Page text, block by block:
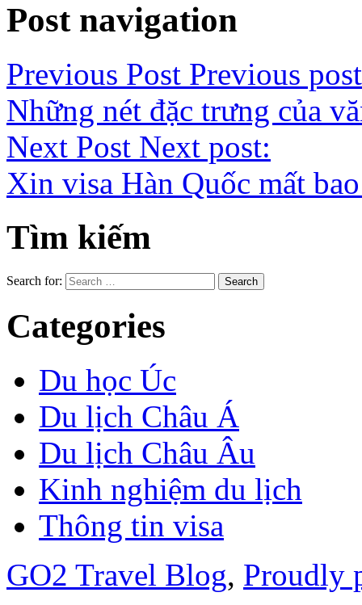
Post navigation
Previous Post Previous
Những nét đặc trưng của
Next Post Next post:
Xin visa Hàn Quốc mất
Tìm kiếm
Search for:
Categories
Du học Úc
Du lịch Châu Á
Du lịch Châu Âu
Kinh nghiệm du lịch
Thông tin visa
GO2 Travel Blog, Proudly